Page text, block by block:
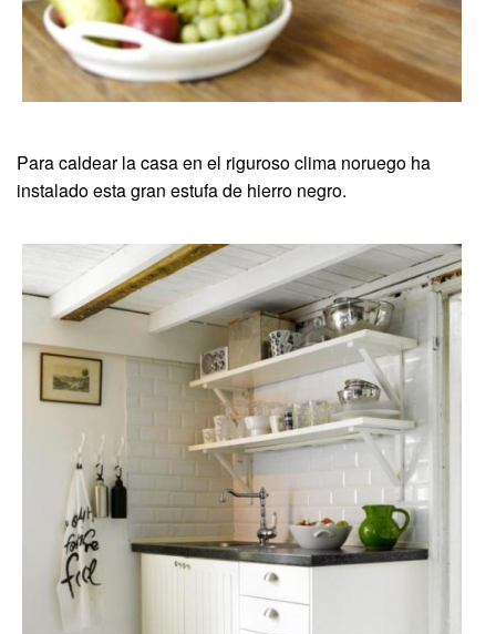
Para caldear la casa en el riguroso clima noruego ha
instalado esta gran estufa de hierro negro.